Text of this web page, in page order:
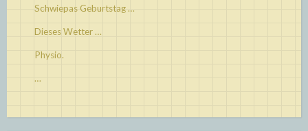
Schwiepas Geburtstag …
Dieses Wetter …
Physio.
…